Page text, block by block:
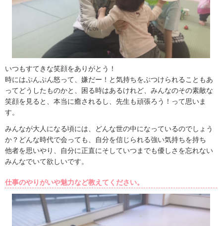
いつもすてきな笑顔をありがとう！
時にはぷんぷん怒って、嫌だー！と気持ちをぶつけられることもあ
ってどうしたものかと、困る時はあるけれど、みんなのその素敵な
笑顔を見ると、本当に癒されるし、先生も頑張ろう！って思いま
す。
みんなが大人になる頃には、どんな世の中になっているのでしょう
か？どんな時代で会っても、自分を信じられる強い気持ちを持ち
他者を思いやり、自分に正直にそしていつまでも優しさを忘れない
みんなでいて欲しいです。
仕事のやりがいや魅力など教えてください。